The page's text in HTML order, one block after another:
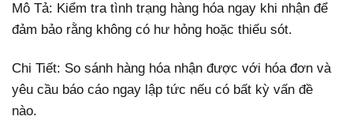
Mô Tả: Kiểm tra tình trạng hàng hóa ngay khi nhận để
đảm bảo rằng không có hư hỏng hoặc thiếu sót.
Chi Tiết: So sánh hàng hóa nhận được với hóa đơn và
yêu cầu báo cáo ngay lập tức nếu có bất kỳ vấn đề
nào.